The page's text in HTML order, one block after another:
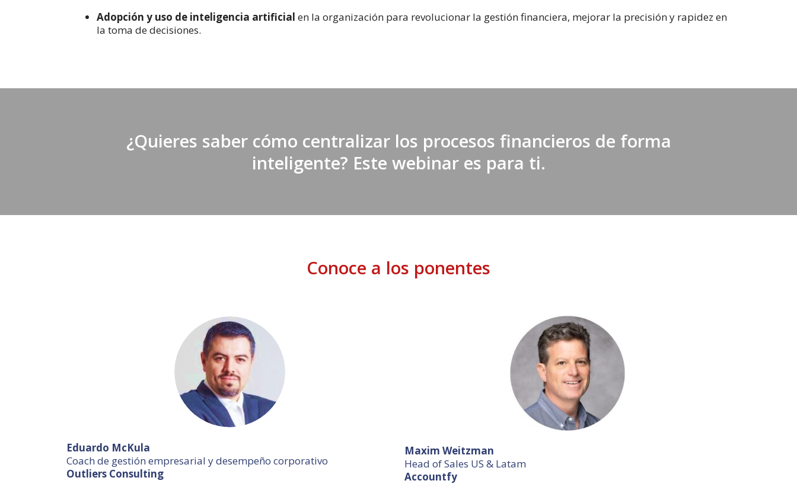
Adopción y uso de inteligencia artificial en la organización para revolucionar la gestión financiera, mejorar la precisión y rapidez en
la toma de decisiones.
¿Quieres saber cómo centralizar los procesos financieros de forma
inteligente? Este webinar es para ti.
Conoce a los ponentes
Eduardo McKula
Coach de gestión empresarial y desempeño corporativo
Outliers Consulting
Maxim Weitzman
Head of Sales US & Latam
Accountfy